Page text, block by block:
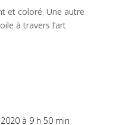
et coloré. Une autre
à travers l’art
à 9 h 50 min